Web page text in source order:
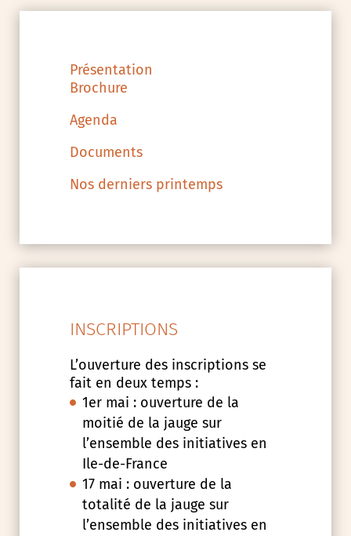
Présentation
Brochure
Agenda
Documents
Nos derniers printemps
INSCRIPTIONS
L’ouverture des inscriptions se
fait en deux temps :
1er mai : ouverture de la
moitié de la jauge sur
l’ensemble des initiatives en
Ile-de-France
17 mai : ouverture de la
totalité de la jauge sur
l’ensemble des initiatives en